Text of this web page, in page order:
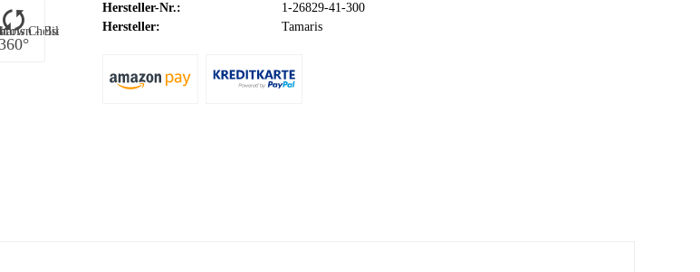
Hersteller-Nr.:
1-26829-41-300
Hersteller:
Tamaris